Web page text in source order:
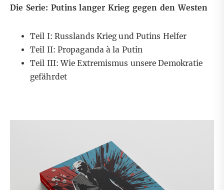
Die Serie: Putins langer Krieg gegen den Westen
Teil I: Russlands Krieg und Putins Helfer
Teil II: Propaganda à la Putin
Teil III:Wie Extremismus unsere Demokratie
gefährdet